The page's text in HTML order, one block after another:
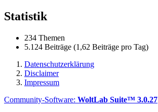
Statistik
234 Themen
5.124 Beiträge (1,62 Beiträge pro Tag)
Datenschutzerklärung
Disclaimer
Impressum
Community-Software: WoltLab Suite™ 3.0.27